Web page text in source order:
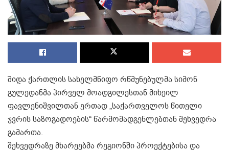
შიდა ქართლის სახელმწიფო რწმუნებულმა სიმონ
გულედანმა პირველ მოადგილესთან მიხეილ
ფავლენიშვილთან ერთად „საქართველოს წითელი
ჯვრის საზოგადოების“ წარმომადგენლებთან შეხვედრა
გამართა.
შეხვედრაზე მხარეებმა რეგიონში პროექტებისა და